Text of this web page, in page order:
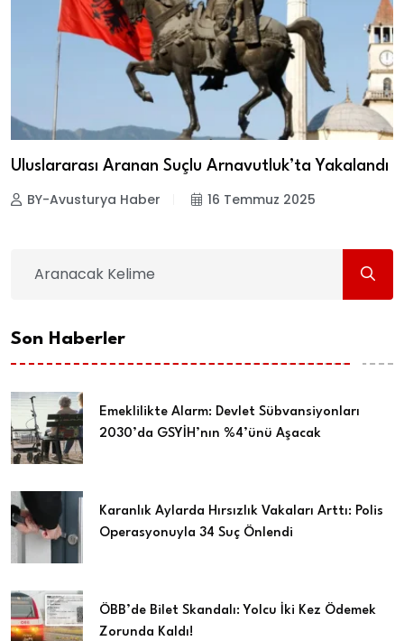
Uluslararası Aranan Suçlu Arnavutluk’ta Yakalandı
BY-Avusturya Haber 16 Temmuz 2025
Son Haberler
Emeklilikte Alarm: Devlet Sübvansiyonları
2030’da GSYİH’nın %4’ünü Aşacak
Karanlık Aylarda Hırsızlık Vakaları Arttı: Polis
Operasyonuyla 34 Suç Önlendi
ÖBB’de Bilet Skandalı: Yolcu İki Kez Ödemek
Zorunda Kaldı!